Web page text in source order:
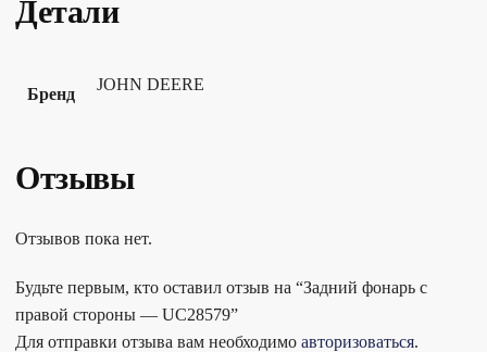
Детали
Бренд
JOHN DEERE
Отзывы
Отзывов пока нет.
Будьте первым, кто оставил отзыв на “Задний фонарь с
правой стороны — UC28579”
Для отправки отзыва вам необходимо авторизоваться.